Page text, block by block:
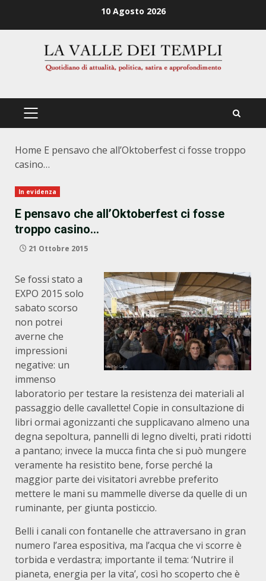
10 Agosto 2026
PRIMÄRES
Home E pensavo che all’Oktoberfest ci fosse troppo
casino…
In evidenza
E pensavo che all’Oktoberfest ci fosse
troppo casino…
21 Ottobre 2015
Se fossi stato a
EXPO 2015 solo
sabato scorso
non potrei
averne che
impressioni
negative: un
immenso
laboratorio per testare la resistenza dei materiali al
passaggio delle cavallette! Copie in consultazione di
libri ormai agonizzanti che supplicavano almeno una
degna sepoltura, pannelli di legno divelti, prati ridotti
a pantano; invece la mucca finta che si può mungere
veramente ha resistito bene, forse perché la
maggior parte dei visitatori avrebbe preferito
mettere le mani su mammelle diverse da quelle di un
ruminante, per giunta posticcio.
Belli i canali con fontanelle che attraversano in gran
numero l’area espositiva, ma l’acqua che vi scorre è
torbida e verdastra; importante il tema: ‘Nutrire il
pianeta, energia per la vita’, così ho scoperto che è